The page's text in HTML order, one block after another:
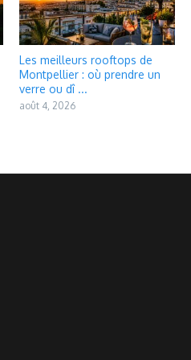
Les meilleurs rooftops de
Montpellier : où prendre un
verre ou dî ...
août 4, 2026